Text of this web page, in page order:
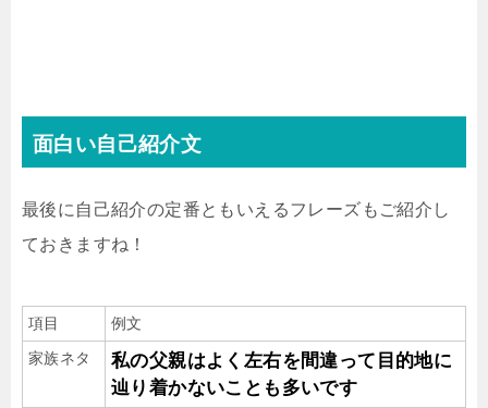
面白い自己紹介文
最後に自己紹介の定番ともいえるフレーズもご紹介し
ておきますね！
項目
例文
家族ネタ
私の父親はよく左右を間違って目的地に
辿り着かないことも多いです